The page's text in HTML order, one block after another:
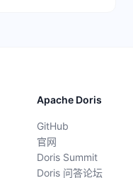
Apache Doris
GitHub
官网
Doris Summit
Doris 问答论坛